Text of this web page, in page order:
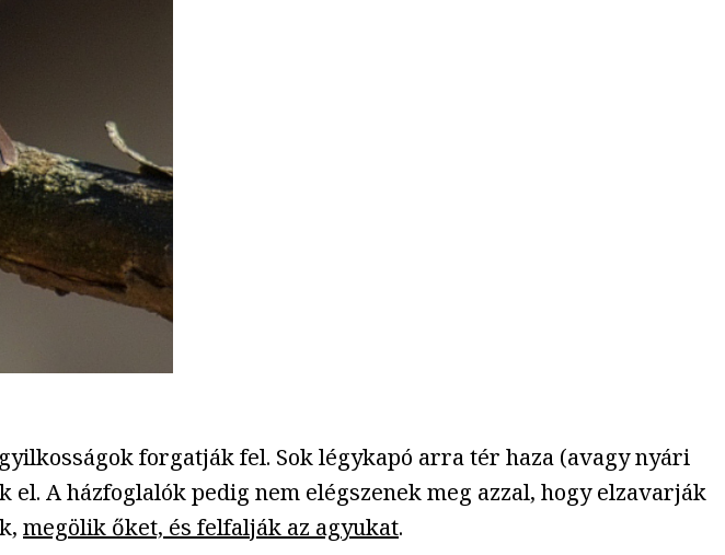
forgatják fel. Sok légykapó arra tér haza (avagy nyári
A házfoglalók pedig nem elégszenek meg azzal, hogy elzavarják
megölik őket, és felfalják az agyukat.